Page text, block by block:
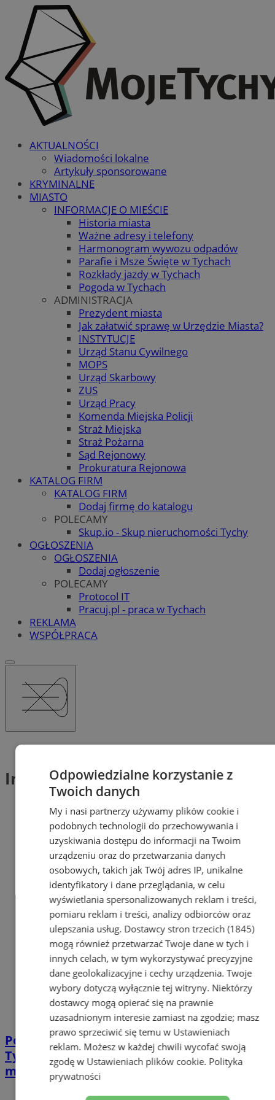
AKTUALNOŚCI
Wiadomości lokalne
Artykuły sponsorowane
KRYMINALNE
MIASTO
INFORMACJE O MIEŚCIE
Historia miasta
Ważne adresy i telefony
Harmonogram wywozu odpadów
Parafie i Msze Święte w Tychach
Rozkłady jazdy w Tychach
Pogoda w Tychach
ADMINISTRACJA
Prezydent miasta
Jak załatwić sprawę w Urzędzie Miasta?
INSTYTUCJE
Urząd Stanu Cywilnego
MOPS
Urząd Skarbowy
ZUS
Urząd Pracy
Komenda Miejska Policji
Straż Miejska
Straż Pożarna
Sąd Rejonowy
Prokuratura Rejonowa
KATALOG FIRM
KATALOG FIRM
Dodaj firmę do katalogu
POLECAMY
Skup.io - Skup nieruchomości Tychy
OGŁOSZENIA
OGŁOSZENIA
Dodaj ogłoszenie
POLECAMY
Protocol IT
Pracuj.pl - praca w Tychach
REKLAMA
WSPÓŁPRACA
Tag: Interwencja
Interwencja (2)
Policjant poza służbą interweniował w
Tychach – uspokoił awanturujących się
mężczyzn
Odpowiedzialne korzystanie z
Twoich danych
My i nasi partnerzy używamy plików cookie i
podobnych technologii do przechowywania i
uzyskiwania dostępu do informacji na Twoim
urządzeniu oraz do przetwarzania danych
osobowych, takich jak Twój adres IP, unikalne
identyfikatory i dane przeglądania, w celu
wyświetlania spersonalizowanych reklam i treści,
pomiaru reklam i treści, analizy odbiorców oraz
ulepszania usług. Dostawcy stron trzecich (1845)
mogą również przetwarzać Twoje dane w tych i
innych celach, w tym wykorzystywać precyzyjne
dane geolokalizacyjne i cechy urządzenia. Twoje
wybory dotyczą wyłącznie tej witryny. Niektórzy
dostawcy mogą opierać się na prawnie
uzasadnionym interesie zamiast na zgodzie; masz
prawo sprzeciwić się temu w Ustawieniach
reklam. Możesz w każdej chwili wycofać swoją
zgodę w Ustawieniach plików cookie. Polityka
prywatności